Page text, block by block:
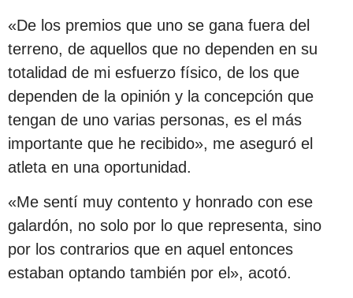
«De los premios que uno se gana fuera del
terreno, de aquellos que no dependen en su
totalidad de mi esfuerzo físico, de los que
dependen de la opinión y la concepción que
tengan de uno varias personas, es el más
importante que he recibido», me aseguró el
atleta en una oportunidad.
«Me sentí muy contento y honrado con ese
galardón, no solo por lo que representa, sino
por los contrarios que en aquel entonces
estaban optando también por el», acotó.